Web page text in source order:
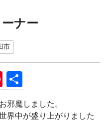
ナー
市
Pi
nt
er
有
邪魔しました。
界中が盛り上がりました